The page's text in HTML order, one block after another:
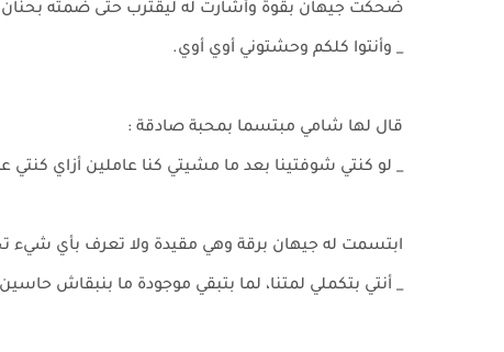
ضحكت جيهان بقوة وأشارت له ليقترب حتى ضمته
_ وأنتوا كلكم وحشتوني أوي أوي.
قال لها شامي مبتسما بمحبة صادقة :
_ لو كنتي شوفتينا بعد ما مشيتي كنا عاملين أزاي
ابتسمت له جيهان برقة وهي مقيدة ولا تعرف بأي شيء
_ أنتي بتكملي لمتنا، لما بتبقي موجودة ما بنبقاش